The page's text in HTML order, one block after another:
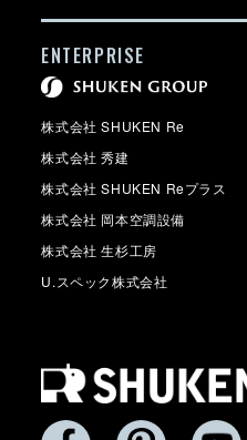
ENTERPRISE
株式会社 SHUKEN Re
株式会社 秀建
株式会社 SHUKEN Reプラス
株式会社 岡本空調設備
株式会社 生杉工房
U.スペック株式会社